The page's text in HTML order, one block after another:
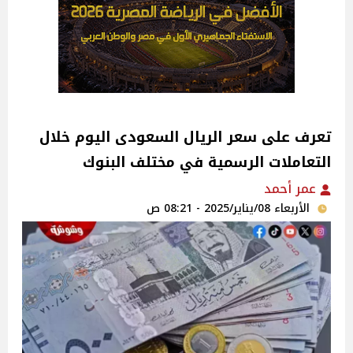
تعرف على سعر الريال السعودى اليوم خلال
التعاملات الرسمية في مختلف البنوك
عمر أحمد
الأربعاء 08/يناير/2025 - 08:21 ص